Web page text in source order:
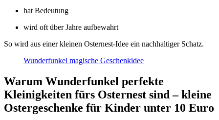
hat Bedeutung
wird oft über Jahre aufbewahrt
So wird aus einer kleinen Osternest-Idee ein nachhaltiger Schatz.
Wunderfunkel magische Geschenkidee
Warum Wunderfunkel perfekte
Kleinigkeiten fürs Osternest sind – kleine
Ostergeschenke für Kinder unter 10 Euro